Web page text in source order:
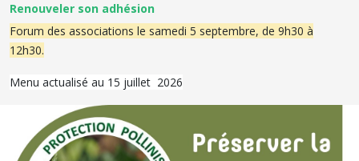
Renouveler son adhésion
Forum des associations le samedi 5 septembre, de 9h30 à
12h30.
Menu actualisé au 15 juillet 2026